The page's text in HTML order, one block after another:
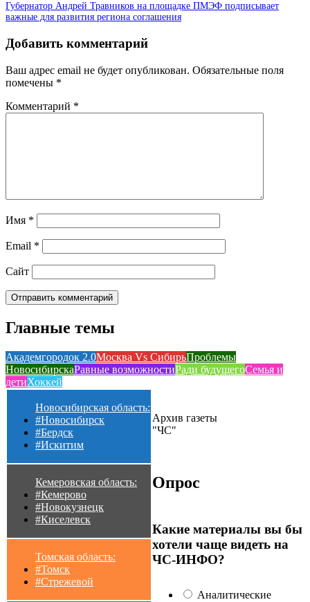
Губернатор Андрей Травников на площадке ПМЭФ подписывает
важные для развития региона соглашения
Добавить комментарий
Ваш адрес email не будет опубликован. Обязательные поля
помечены *
Комментарий *
Имя *
Email *
Сайт
Главные темы
Академгородок 2.0Москва Vs СибирьПроблемы
НовосибирскаРавные возможностиРади будущегоСемья и
детиХоккей
Новосибирская область:
#Новосибирск
#Бердск
#Искитим
Кемеровская область:
#Кемерово
#Новокузнецк
#Киселевск
Томская область:
#Томск
#Стрежевой
Архив газеты
"ЧС"
Опрос
Какие материалы вы бы
хотели чаще видеть на
ЧС-ИНФО?
Аналитические